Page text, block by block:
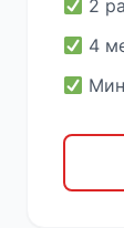
2
4